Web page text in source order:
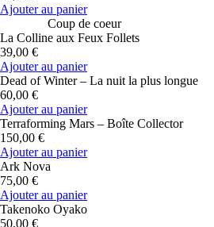
Ajouter au panier
Coup de coeur
La Colline aux Feux Follets
39,00 €
Ajouter au panier
Dead of Winter – La nuit la plus longue
60,00 €
Ajouter au panier
Terraforming Mars – Boîte Collector
150,00 €
Ajouter au panier
Ark Nova
75,00 €
Ajouter au panier
Takenoko Oyako
50,00 €